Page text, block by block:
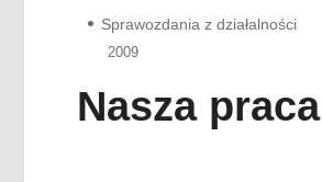
Sprawozdania z działalności
2009
Nasza praca